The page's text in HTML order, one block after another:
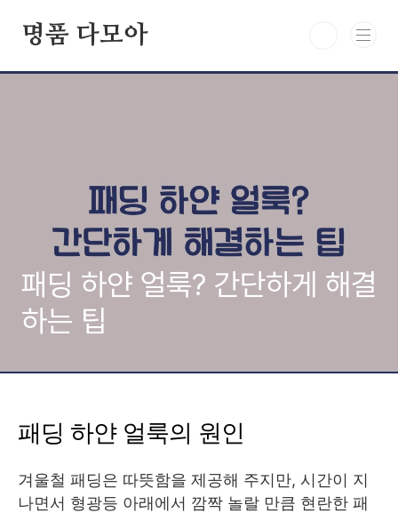
명품 다모아
패딩 하얀 얼룩? 간단하게 해결
하는 팁
패딩 하얀 얼룩의 원인
겨울철 패딩은 따뜻함을 제공해 주지만, 시간이 지
나면서 형광등 아래에서 깜짝 놀랄 만큼 현란한 패